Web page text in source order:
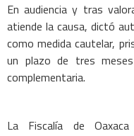
En audiencia y tras
atiende la causa, dictó
como medida cautelar,
un plazo de tres
complementaria.
La Fiscalía de